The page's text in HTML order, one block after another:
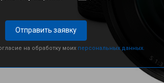
Отправить заявку
на обработку моих персональных данных.